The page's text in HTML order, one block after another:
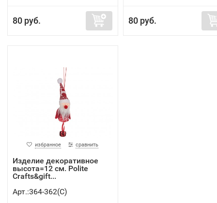
80 руб. 80 руб.
избранное сравнить
Изделие декоративное
высота=12 см. Polite
Crafts&gift...
Арт.:364-362(C)